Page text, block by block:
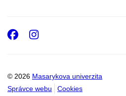
© 2026 Masarykova univerzita
Správce webu
Cookies
Facebook
Instagram